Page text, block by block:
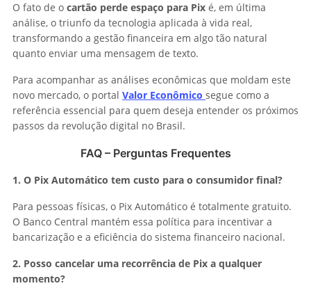
O fato de o cartão perde espaço para Pix é, em última
análise, o triunfo da tecnologia aplicada à vida real,
transformando a gestão financeira em algo tão natural
quanto enviar uma mensagem de texto.
Para acompanhar as análises econômicas que moldam este
novo mercado, o portal Valor Econômico segue como a
referência essencial para quem deseja entender os próximos
passos da revolução digital no Brasil.
FAQ – Perguntas Frequentes
1. O Pix Automático tem custo para o consumidor final?
Para pessoas físicas, o Pix Automático é totalmente gratuito.
O Banco Central mantém essa política para incentivar a
bancarização e a eficiência do sistema financeiro nacional.
2. Posso cancelar uma recorrência de Pix a qualquer
momento?